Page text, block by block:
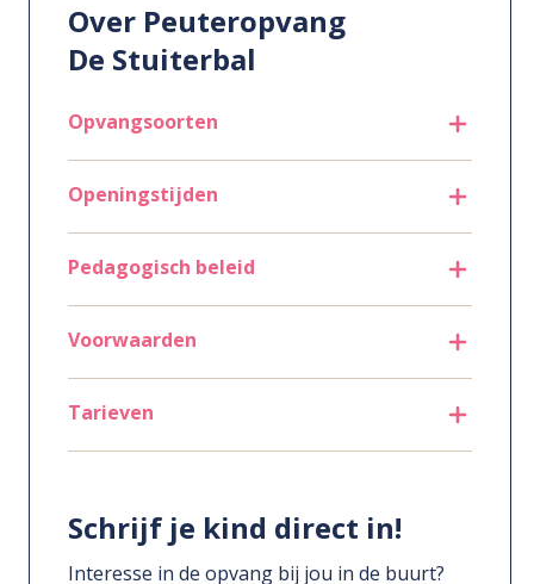
Over Peuteropvang
De Stuiterbal
Opvangsoorten
Openingstijden
Pedagogisch beleid
Voorwaarden
Tarieven
Schrijf je kind direct in!
Interesse in de opvang bij jou in de buurt?